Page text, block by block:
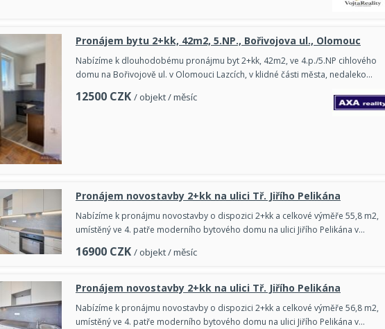
Pronájem bytu 2+kk, 42m2, 5.NP., Bořivojova ul., Olomouc
Nabízíme k dlouhodobému pronájmu byt 2+kk, 42m2, ve 4.p./5.NP cihlového
domu na Bořivojově ul. v Olomouci Lazcích, v klidné části města, nedaleko…
12500 CZK / objekt / měsíc
Pronájem novostavby 2+kk na ulici Tř. Jiřího Pelikána
Nabízíme k pronájmu novostavby o dispozici 2+kk a celkové výměře 55,8 m2,
umístěný ve 4. patře moderního bytového domu na ulici Jiřího Pelikána v…
16900 CZK / objekt / měsíc
Pronájem novostavby 2+kk na ulici Tř. Jiřího Pelikána
Nabízíme k pronájmu novostavby o dispozici 2+kk a celkové výměře 56,8 m2,
umístěný ve 4. patře moderního bytového domu na ulici Jiřího Pelikána v…